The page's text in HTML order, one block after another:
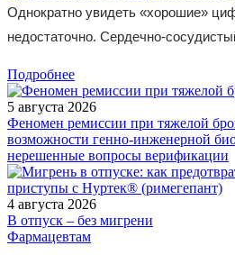
Однократно увидеть «хорошие»
недостаточно. Сердечно-
Подробнее
5 августа 2026
Феномен ремиссии при тяжелой
возможности генно-инженерной
нерешенные вопросы верификации
4 августа 2026
В отпуск – без мигрени
Фармацевтам